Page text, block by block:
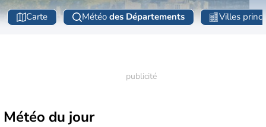
Carte Météo des Départements Villes
Météo du jour